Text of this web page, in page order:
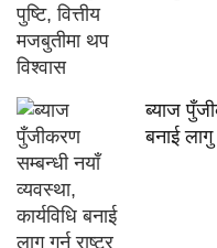
ब्याज
बनाई लागु